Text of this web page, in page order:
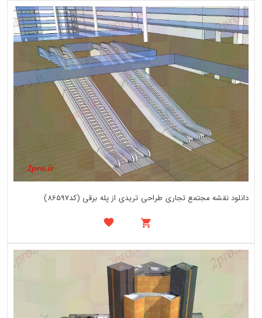
دانلود نقشه مجتمع تجاری طراحی تریدی از پله برقی (کد86597)